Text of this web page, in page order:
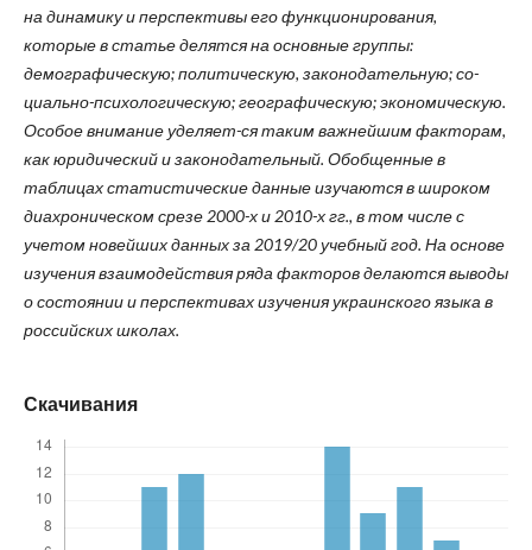
на динамику и перспективы его функционирования,
которые в статье делятся на основные группы:
демографическую; политическую, законодательную; со-
циально-психологическую; географическую; экономическую.
Особое внимание уделяет-ся таким важнейшим факторам,
как юридический и законодательный. Обобщенные в
таблицах статистические данные изучаются в широком
диахроническом срезе 2000-х и 2010-х гг., в том числе с
учетом новейших данных за 2019/20 учебный год. На основе
изучения взаимодействия ряда факторов делаются выводы
о состоянии и перспективах изучения украинского языка в
российских школах.
Скачивания